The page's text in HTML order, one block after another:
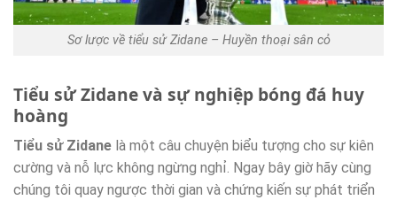
Sơ lược về tiểu sử Zidane – Huyền thoại sân cỏ
Tiểu sử Zidane và sự nghiệp bóng đá huy
hoàng
Tiểu sử Zidane là một câu chuyện biểu tượng cho sự kiên
cường và nỗ lực không ngừng nghỉ. Ngay bây giờ hãy cùng
chúng tôi quay ngược thời gian và chứng kiến sự phát triển